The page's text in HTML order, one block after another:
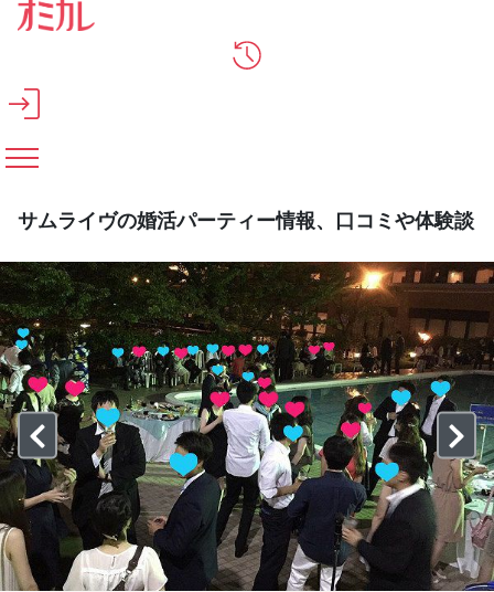
メインコンテンツへスキップ
サムライヴの婚活パーティー情報、口コミや体験談